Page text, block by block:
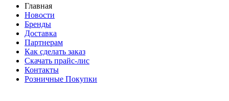
Главная
Новости
Бренды
Доставка
Партнерам
Как сделать заказ
Скачать прайс-лис
Контакты
Розничные Покупки